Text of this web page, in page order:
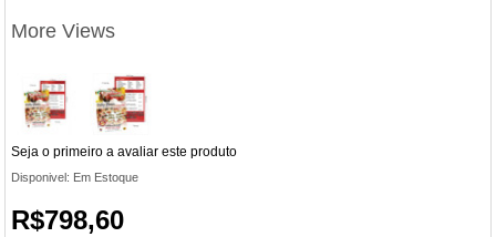
More Views
Seja o primeiro a avaliar este produto
Disponivel: Em Estoque
R$798,60